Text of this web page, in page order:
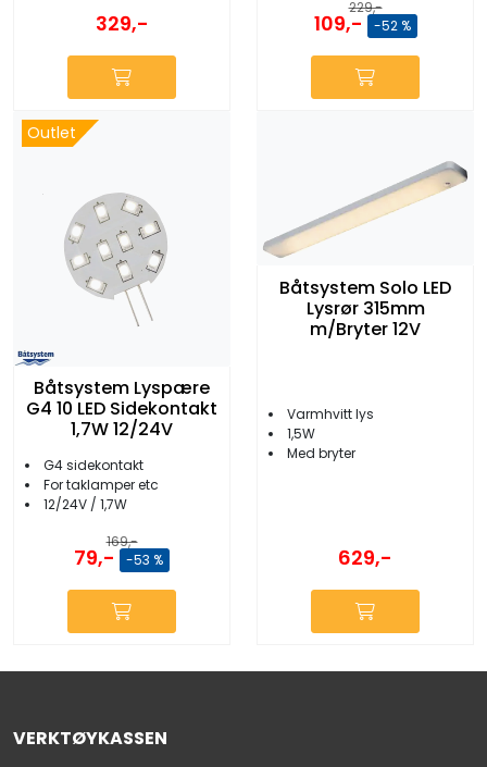
329,-
229,-
109,- -52 %
Outlet
Båtsystem Lyspære
G4 10 LED Sidekontakt
1,7W 12/24V
G4 sidekontakt
For taklamper etc
12/24V / 1,7W
169,-
79,- -53 %
Båtsystem Solo LED
Lysrør 315mm
m/Bryter 12V
Varmhvitt lys
1,5W
Med bryter
629,-
VERKTØYKASSEN